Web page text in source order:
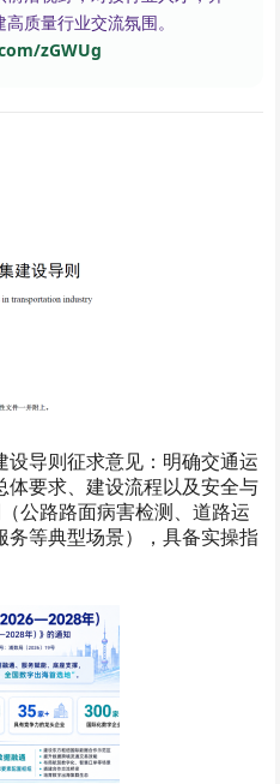
质量行业交流氛围。
zGWUg
导则征求意见：明确交通运
要求、建设流程以及安全与
公路路面病害检测、道路运
等典型场景），具备实操指